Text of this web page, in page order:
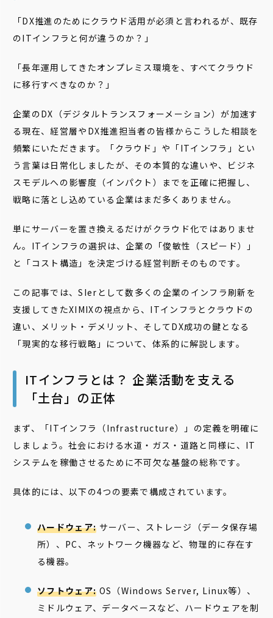
「DX推進のためにクラウド活用が必須と言われるが、既存
のITインフラと何が違うのか？」
「長年運用してきたオンプレミス環境を、すべてクラウド
に移行すべきなのか？」
企業のDX（デジタルトランスフォーメーション）が加速す
る現在、経営層やDX推進担当者の皆様からこうした相談を
頻繁にいただきます。「クラウド」や「ITインフラ」とい
う言葉は日常化しましたが、その本質的な違いや、ビジネ
スモデルへの影響度（インパクト）までを正確に把握し、
戦略に落とし込めている企業はまだ多くありません。
単にサーバーを置き換えるだけがクラウド化ではありませ
ん。ITインフラの選択は、企業の「俊敏性（スピード）」
と「コスト構造」を決定づける経営判断そのものです。
この記事では、SIerとして数多くの企業のインフラ刷新を
支援してきたXIMIXの視点から、ITインフラとクラウドの
違い、メリット・デメリット、そしてDX成功の鍵となる
「現実的な移行戦略」について、体系的に解説します。
ITインフラとは？ 企業活動を支える
「土台」の正体
まず、「ITインフラ（Infrastructure）」の定義を明確に
しましょう。社会における水道・ガス・道路と同様に、IT
システムを稼働させるために不可欠な基盤の総称です。
具体的には、以下の4つの要素で構成されています。
ハードウェア: サーバー、ストレージ（データ保存場
所）、PC、ネットワーク機器など、物理的に存在す
る機器。
ソフトウェア: OS（Windows Server, Linux等）、
ミドルウェア、データベースなど、ハードウェアを制